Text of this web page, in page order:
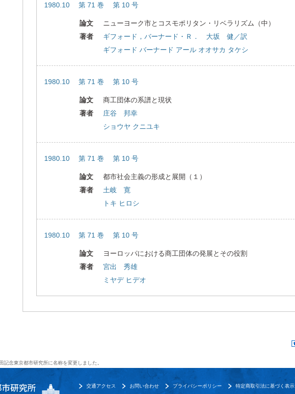
1980.10 第 71 巻 第 10 号
論文
ニューヨーク市とコスモポリタン・リベラリズム（中）
著者
ギフォード，バーナード・Ｒ． 大坂 健／訳
ギフォード バーナード アール オオサカ タケシ
1980.10 第 71 巻 第 10 号
論文
商工団体の系譜と現状
著者
庄谷 邦幸
ショウヤ クニユキ
1980.10 第 71 巻 第 10 号
論文
都市社会主義の形成と展開（１）
著者
土岐 寛
トキ ヒロシ
1980.10 第 71 巻 第 10 号
論文
ヨーロッパにおける商工団体の発展とその役割
著者
宮出 秀雄
ミヤデ ヒデオ
念東京都市研究所に名称を変更しました。
特定商取引法に基づく表示
プライバシーポリシー
お問い合わせ
交通アクセス